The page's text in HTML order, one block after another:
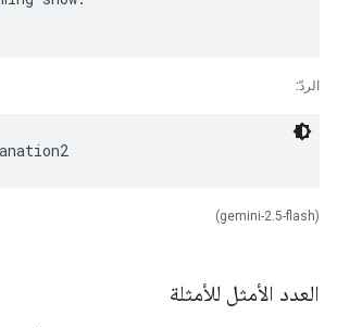
الردّ:
(gemini-2.5-flash)
العدد الأمثل للأمثلة